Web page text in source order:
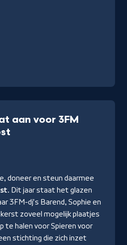
aan voor 3FM
doneer en steun daarmee
. Dit jaar staat het glazen
3FM-dj's Barend, Sophie en
zoveel mogelijk plaatjes
te halen voor Spieren voor
stichting die zich inzet